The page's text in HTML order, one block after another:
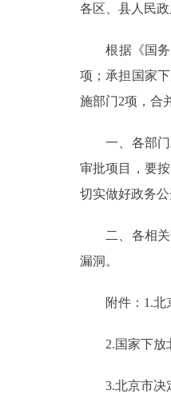
政
决
政务服务
个
中
各区、县人民
根据《国务院
项；承担国家
施部门2项，合
一、各部门对
审批项目，要
切实做好政务公
二、各相关部
漏洞。
附件：1.北京
2.国家下放
3.北京市决